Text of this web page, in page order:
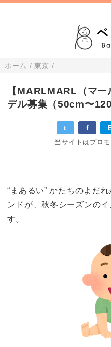
ホーム /東京 /
【MARLMARL（マ
デル募集（50cm〜
t f
当サイトはプロ
“まあるい” かたちのよだ
ンドが、秋冬シーズンの
す。